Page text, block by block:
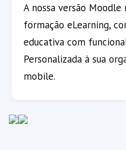
A nossa versão
formação eLearning,
educativa com
Personalizada à sua
mobile.